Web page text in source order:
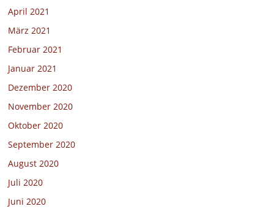
April 2021
März 2021
Februar 2021
Januar 2021
Dezember 2020
November 2020
Oktober 2020
September 2020
August 2020
Juli 2020
Juni 2020